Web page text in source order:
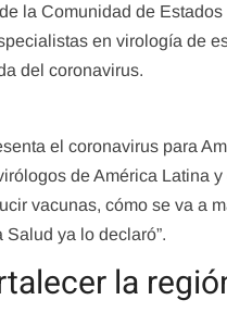
la Comunidad de
en virología de
del coronavirus.
el coronavirus para
de América Latina
vacunas, cómo se va a
ya lo declaró”.
la